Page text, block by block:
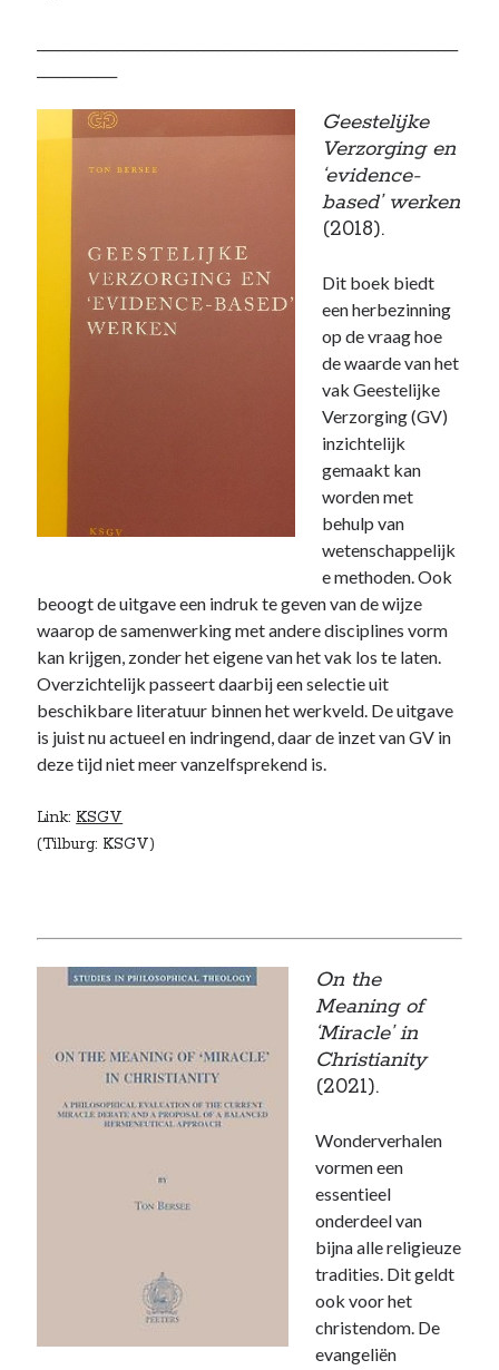
Geestelijke
Verzorging en
‘evidence-
based’ werken
(2018).
Dit boek biedt
een herbezinning
op de vraag hoe
de waarde van het
vak Geestelijke
Verzorging (GV)
inzichtelijk
gemaakt kan
worden met
behulp van
wetenschappelijk
e methoden. Ook
beoogt de uitgave een indruk te geven van de wijze
waarop de samenwerking met andere disciplines vorm
kan krijgen, zonder het eigene van het vak los te laten.
Overzichtelijk passeert daarbij een selectie uit
beschikbare literatuur binnen het werkveld. De uitgave
is juist nu actueel en indringend, daar de inzet van GV in
deze tijd niet meer vanzelfsprekend is.
Link: KSGV
(Tilburg: KSGV)
On the
Meaning of
‘Miracle’ in
Christianity
(2021).
Wonderverhalen
vormen een
essentieel
onderdeel van
bijna alle religieuze
tradities. Dit geldt
ook voor het
christendom. De
evangeliën